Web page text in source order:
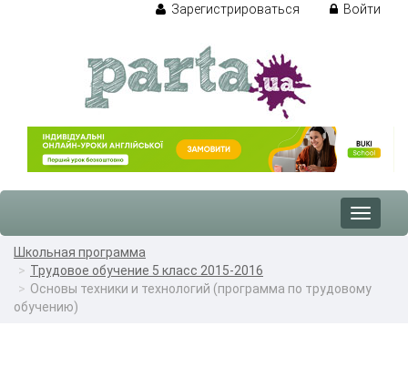
Зарегистрироваться Войти
Toggle
Школьная программа
Трудовое обучение 5 класс 2015-2016
Основы техники и технологий (программа по трудовому
обучению)